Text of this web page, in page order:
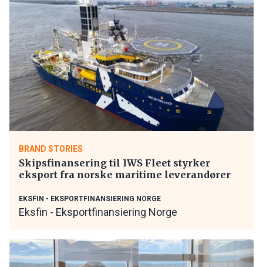
BRAND STORIES
Skipsfinansering til IWS Fleet styrker
eksport fra norske maritime leverandører
EKSFIN - EKSPORTFINANSIERING NORGE
Eksfin - Eksportfinansiering Norge